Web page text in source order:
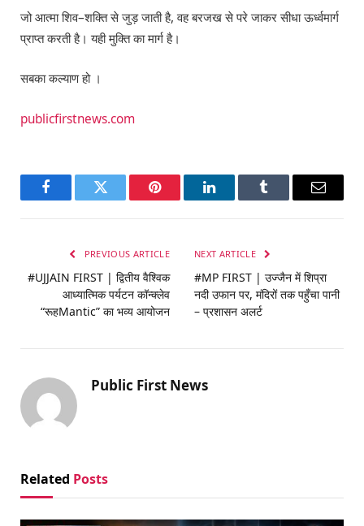
जो आत्मा शिव–शक्ति से जुड़ जाती है, वह बरजख से परे जाकर सीधा ऊर्ध्वमार्ग
प्राप्त करती है। यही मुक्ति का मार्ग है।
सबका कल्याण हो ।
publicfirstnews.com
FacebookTwitter Pinterest LinkedInTumblr Email
PREVIOUS ARTICLE
#UJJAIN FIRST | द्वितीय वैश्विक
आध्यात्मिक पर्यटन कॉन्क्लेव
“रूहMantic” का भव्य आयोजन
NEXT ARTICLE
#MP FIRST | उज्जैन में शिप्रा
नदी उफान पर, मंदिरों तक पहुँचा पानी
– प्रशासन अलर्ट
Public First News
Related Posts